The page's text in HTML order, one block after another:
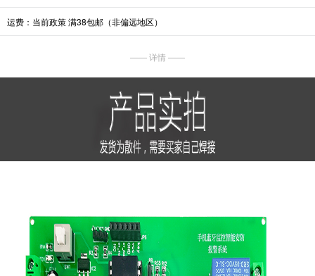
运费：当前政策 满38包邮（非偏远地区）
—— 详情 ——